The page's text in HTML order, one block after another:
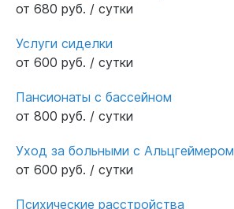
от 680 руб. / сутки
Услуги сиделки
от 600 руб. / сутки
Пансионаты с бассейном
от 800 руб. / сутки
Уход за больными с Альцгеймером
от 600 руб. / сутки
Психические расстройства